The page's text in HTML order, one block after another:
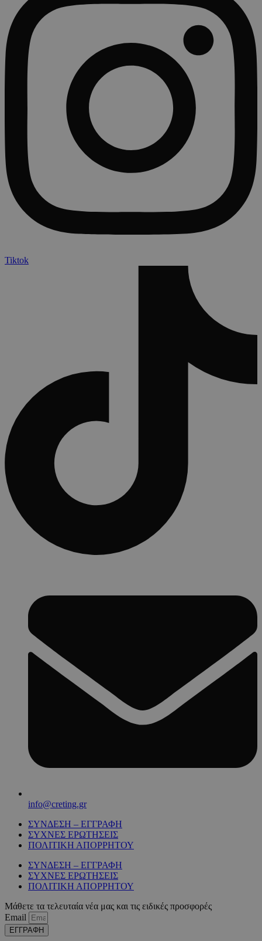
Tiktok
info@creting.gr
ΣΥΝΔΕΣΗ – ΕΓΓΡΑΦΗ
ΣΥΧΝΕΣ ΕΡΩΤΗΣΕΙΣ
ΠΟΛΙΤΙΚΗ ΑΠΟΡΡΗΤΟΥ
ΣΥΝΔΕΣΗ – ΕΓΓΡΑΦΗ
ΣΥΧΝΕΣ ΕΡΩΤΗΣΕΙΣ
ΠΟΛΙΤΙΚΗ ΑΠΟΡΡΗΤΟΥ
Μάθετε τα τελευταία νέα μας και τις ειδικές προσφορές
Email
ΕΓΓΡΑΦΗ